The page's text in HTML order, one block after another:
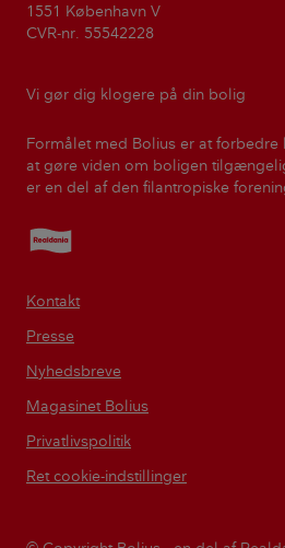
1551 København V
CVR-nr. 55542228
Vi gør dig klogere på din bolig
Formålet med Bolius er at forbedre
at gøre viden om boligen
er en del af den filantropiske
Realdania
Kontakt
Presse
Nyhedsbreve
Magasinet Bolius
Privatlivspolitik
Ret cookie-indstillinger